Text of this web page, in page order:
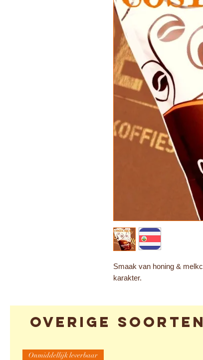
Smaak van honing &
karakter.
Overige soorten
Onmiddellijk leverbaar